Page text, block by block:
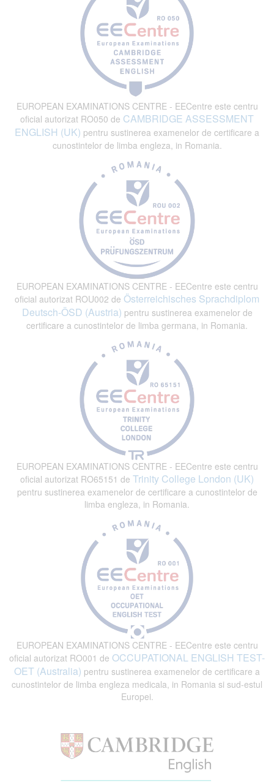
EUROPEAN EXAMINATIONS CENTRE - EECentre este centru
oficial autorizat RO050 de CAMBRIDGE ASSESSMENT
ENGLISH (UK) pentru sustinerea examenelor de certificare a
cunostintelor de limba engleza, in Romania.
EUROPEAN EXAMINATIONS CENTRE - EECentre este centru
oficial autorizat ROU002 de Österreichisches Sprachdiplom
Deutsch-ÖSD (Austria) pentru sustinerea examenelor de
certificare a cunostintelor de limba germana, in Romania.
EUROPEAN EXAMINATIONS CENTRE - EECentre este centru
oficial autorizat RO65151 de Trinity College London (UK)
pentru sustinerea examenelor de certificare a cunostintelor de
limba engleza, in Romania.
EUROPEAN EXAMINATIONS CENTRE - EECentre este centru
oficial autorizat RO001 de OCCUPATIONAL ENGLISH TEST-
OET (Australia) pentru sustinerea examenelor de certificare a
cunostintelor de limba engleza medicala, in Romania si sud-estul
Europei.